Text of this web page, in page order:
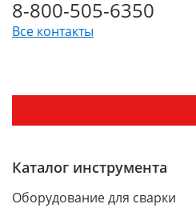
8-800-505-6350
Все контакты
Каталог инструмента
Оборудование для сварки